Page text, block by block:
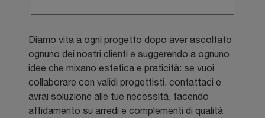
Diamo vita a ogni progetto dopo aver ascoltato
ognuno dei nostri clienti e suggerendo a ognuno
idee che mixano estetica e praticità: se vuoi
collaborare con validi progettisti, contattaci e
avrai soluzione alle tue necessità, facendo
affidamento su arredi e complementi di qualità